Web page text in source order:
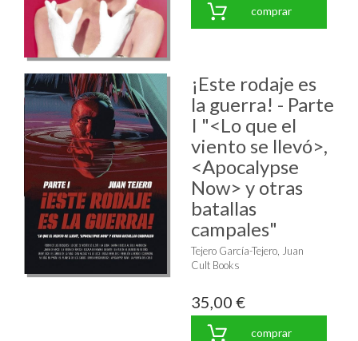
comprar
¡Este rodaje es
la guerra! - Parte
I "<Lo que el
viento se llevó>,
<Apocalypse
Now> y otras
batallas
campales"
Tejero García-Tejero, Juan
Cult Books
35,00 €
comprar